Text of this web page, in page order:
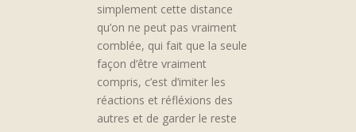
simplement cette distance
qu’on ne peut pas vraiment
comblée, qui fait que la seule
façon d’être vraiment
compris, c’est d’imiter les
réactions et réfléxions des
autres et de garder le reste